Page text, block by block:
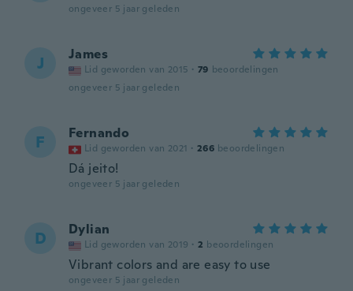
ongeveer 5 jaar geleden
J James
Lid geworden van 2015 · 79 beoordelingen
ongeveer 5 jaar geleden
F Fernando
Lid geworden van 2021 · 266 beoordelingen
Dá jeito!
ongeveer 5 jaar geleden
D Dylian
Lid geworden van 2019 · 2 beoordelingen
Vibrant colors and are easy to use
ongeveer 5 jaar geleden